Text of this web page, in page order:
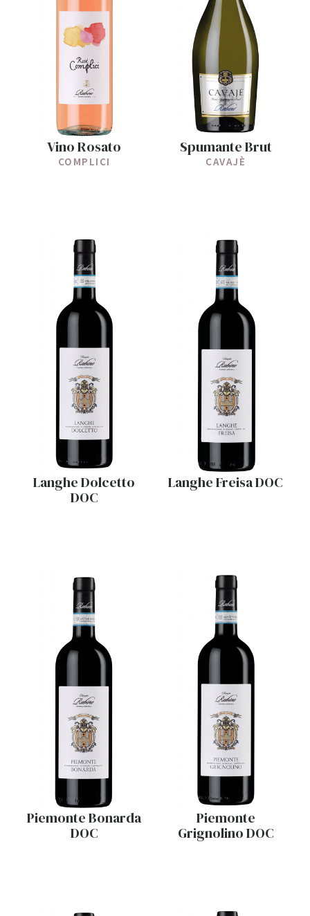
Vino Rosato
COMPLICI
Spumante Brut
CAVAJÈ
Langhe Dolcetto
DOC
Langhe Freisa DOC
Piemonte Bonarda
DOC
Piemonte
Grignolino DOC